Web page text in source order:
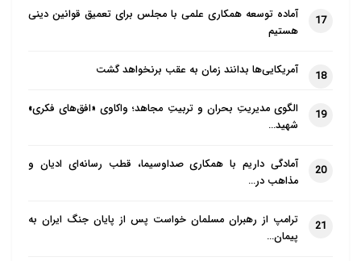
17
آماده توسعه همکاری علمی با مجلس برای تعمیق قوانین دینی
هستیم
18 آمریکایی‌ها بدانند زمان به عقب برنخواهد گشت
19
الگوی مدیریتِ بحران و تربیتِ مجاهد؛ واکاوی «افق‌های فکری»
شهید…
20
آمادگی داریم با همکاری صداوسیما، قطب رسانه‌ای ادیان و
مذاهب در…
21
ترامپ از رهبران مسلمان خواست پس از پایان جنگ ایران به
پیمان…